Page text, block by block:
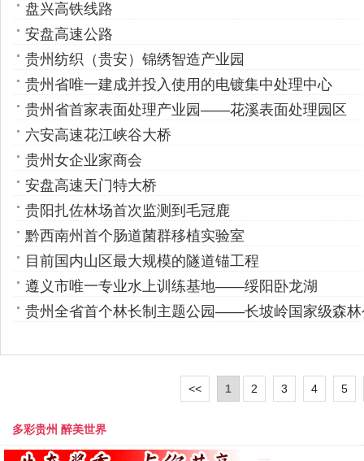
盘兴高铁线路
安盘高速公路
贵州纺织（贵安）锦绣智造产业园
贵州省唯一建成并投入使用的电镀集中处理中心
贵州省首家表面处理产业园——花溪表面处理园区
六安高速花江峡谷大桥
贵州女企业家商会
安盘高速天门特大桥
贵阳扎佐林场首次监测到毛冠鹿
黔西南州首个肠道菌群移植实验室
目前国内山区最大规模的隧道锚工程
遵义市唯一专业水上训练基地——绥阳卧龙湖
贵州全省首个林长制主题公园——长坡岭国家级森林
<< 1 2 3 4 5
多彩贵州 醉美世界